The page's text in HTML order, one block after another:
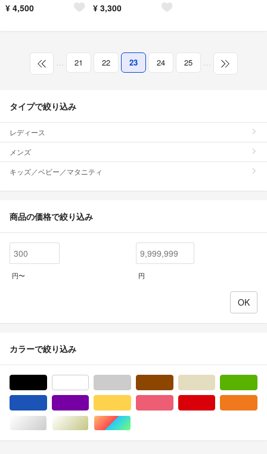
¥ 4,500 ¥ 3,300
… 21 22 23 24 25 …
タイプで絞り込み
レディース
メンズ
キッズ／ベビー／マタニティ
商品の価格で絞り込み
円〜 円
カラーで絞り込み
シルバー/銀色系ゴールド/金色系マルチカラー